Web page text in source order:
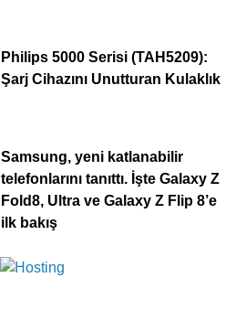
Philips 5000 Serisi (TAH5209):
Şarj Cihazını Unutturan Kulaklık
Samsung, yeni katlanabilir
telefonlarını tanıttı. İşte Galaxy Z
Fold8, Ultra ve Galaxy Z Flip 8’e
ilk bakış